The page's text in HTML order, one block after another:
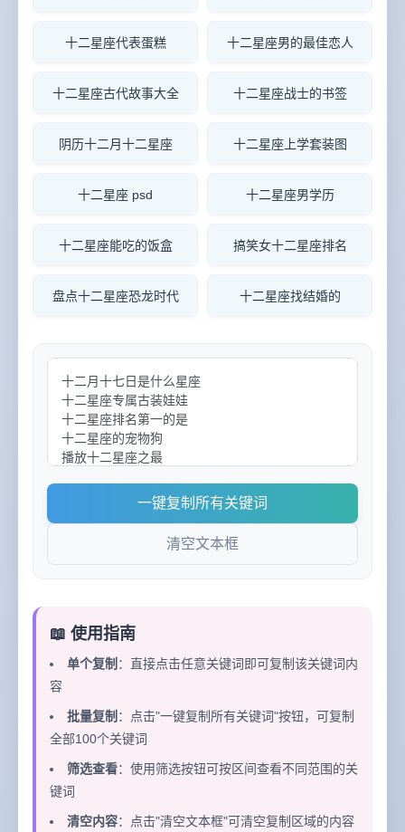
十二星座代表蛋糕 十二星座男的最佳恋人
十二星座古代故事大全 十二星座战士的书签
阴历十二月十二星座 十二星座上学套装图
十二星座 psd 十二星座男学历
十二星座能吃的饭盒 搞笑女十二星座排名
盘点十二星座恐龙时代 十二星座找结婚的
一键复制所有关键词
清空文本框
📖 使用指南
单个复制 ：直接点击任意关键词即可复制该关键词内
容
批量复制 ：点击"一键复制所有关键词"按钮，可复制
全部100个关键词
筛选查看：使用筛选按钮可按区间查看不同范围的关
键词
清空内容：点击"清空文本框"可清空复制区域的内容